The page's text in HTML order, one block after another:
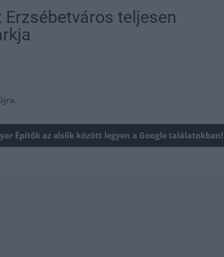
teljesen
Építők az elsők között legyen a Google találatokban!